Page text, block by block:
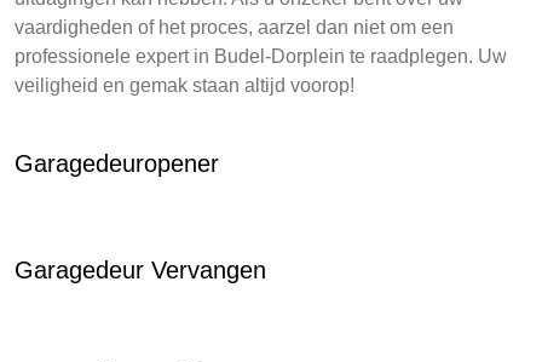
vaardigheden of het proces, aarzel dan niet om een
professionele expert in Budel-Dorplein te raadplegen. Uw
veiligheid en gemak staan altijd voorop!
Garagedeuropener
Garagedeur Vervangen